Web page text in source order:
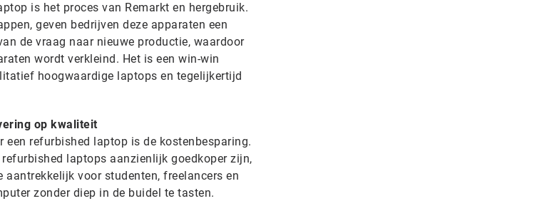
is het proces van Remarkt en hergebruik.
geven bedrijven deze apparaten een
de vraag naar nieuwe productie, waardoor
wordt verkleind. Het is een win-win
hoogwaardige laptops en tegelijkertijd
op kwaliteit
een refurbished laptop is de kostenbesparing.
laptops aanzienlijk goedkoper zijn,
voor studenten, freelancers en
zonder diep in de buidel te tasten.